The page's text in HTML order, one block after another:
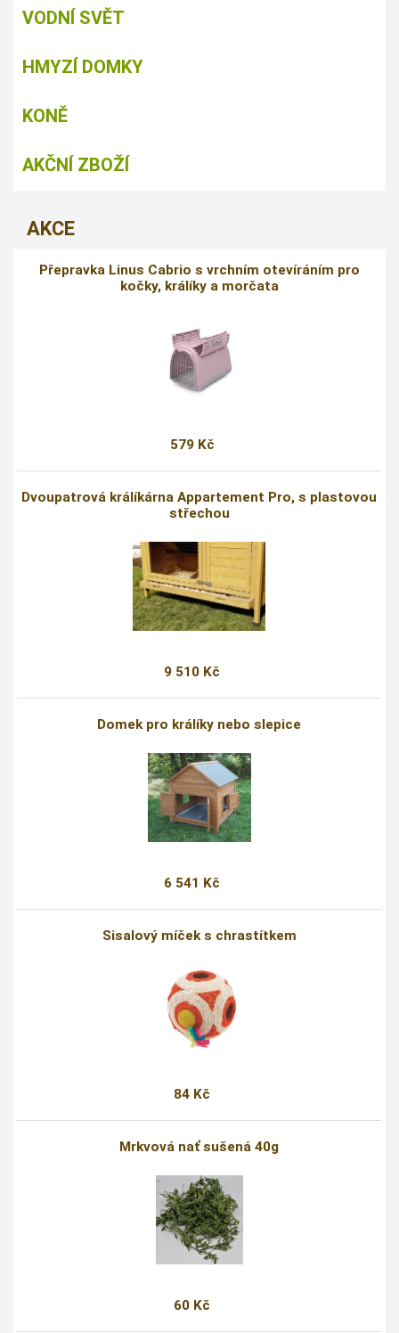
VODNÍ SVĚT
HMYZÍ DOMKY
KONĚ
AKČNÍ ZBOŽÍ
AKCE
Přepravka Linus Cabrio s vrchním otevíráním pro
kočky, králíky a morčata
579 Kč
Dvoupatrová králíkárna Appartement Pro, s plastovou
střechou
9 510 Kč
Domek pro králíky nebo slepice
6 541 Kč
Sisalový míček s chrastítkem
84 Kč
Mrkvová nať sušená 40g
60 Kč